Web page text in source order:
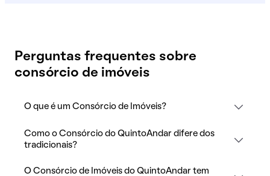
Perguntas frequentes sobre
consórcio de imóveis
O que é um Consórcio de Imóveis?
Como o Consórcio do QuintoAndar difere dos
tradicionais?
O Consórcio de Imóveis do QuintoAndar tem